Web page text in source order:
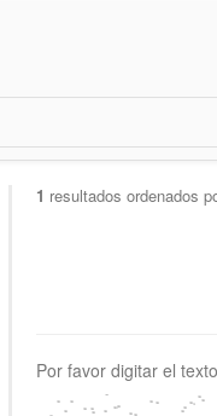
1 resultados ordenados
Por favor digitar el